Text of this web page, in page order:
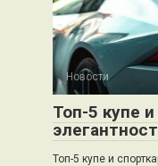
Новости
Топ-5 купе
Топ-5 купе и